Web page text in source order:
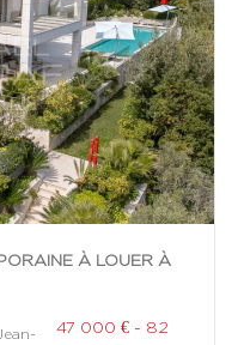
À LOUER À
47 000 € - 82